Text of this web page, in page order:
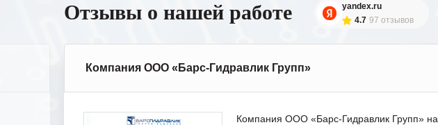
Отзывы о нашей работе
yandex.ru
4.7 97 отзывов
Компания ООО «Барс-Гидравлик Групп»
Компания ООО «Барс-Гидравлик Групп» на